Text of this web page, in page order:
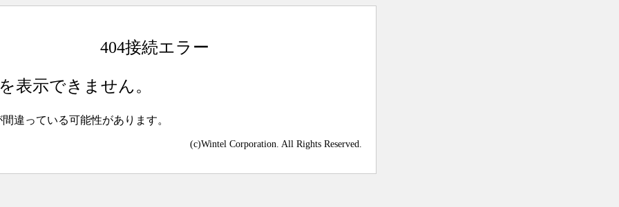
404接続エラー
表示できません。
違っている可能性があります。
(c)Wintel Corporation. All Rights Reserved.